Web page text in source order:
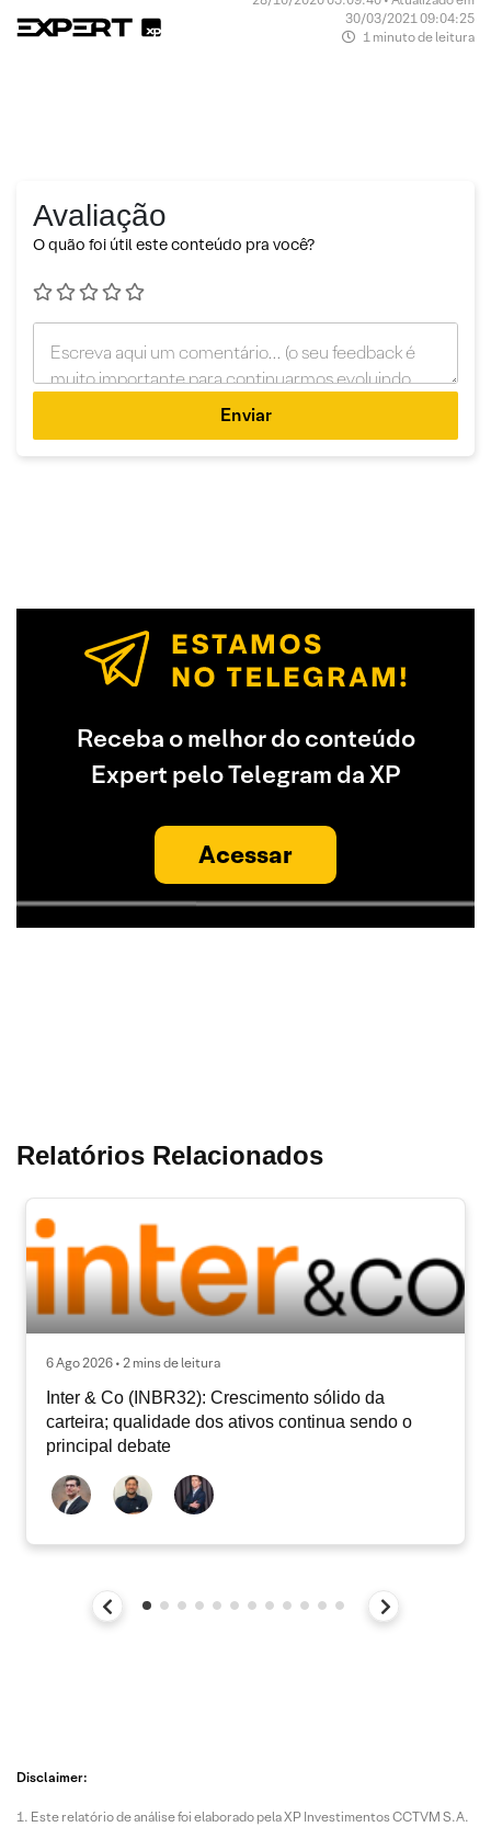
30/03/2021 09:04:25
1 minuto de leitura
Avaliação
O quão foi útil este conteúdo pra você?
Enviar
Receba o melhor do conteúdo
Expert pelo Telegram da XP
Acessar
Relatórios Relacionados
6 Ago 2026 • 2 mins de leitura
Inter & Co (INBR32): Crescimento sólido da
carteira; qualidade dos ativos continua sendo o
principal debate
Disclaimer:
Este relatório de análise foi elaborado pela XP Investimentos CCTVM S.A.